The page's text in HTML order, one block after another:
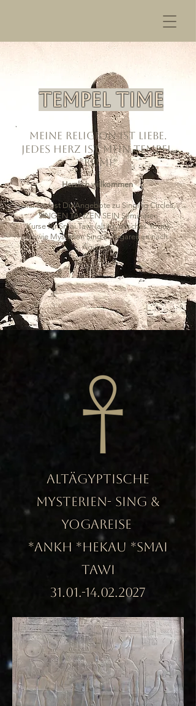
TEMPEL TIME
Meine Religion ist Liebe.
Jedes Herz ist mein Tempel.
*Rumi*
​Herzlich willkommen
​Hier findest Du Angebote zu Singing Circles,
SINGEN TANZEN SEIN Seminaren
Kurse für Smai Tawi (altägyptisches Yoga),
sowie Mysterien Sing & Yogareisen nach
Ägypten.
Altägyptische
Mysterien- Sing &
Yogareise
*ANKH *HEKAU *SMAI
TAWI
31.01.-14.02.2027